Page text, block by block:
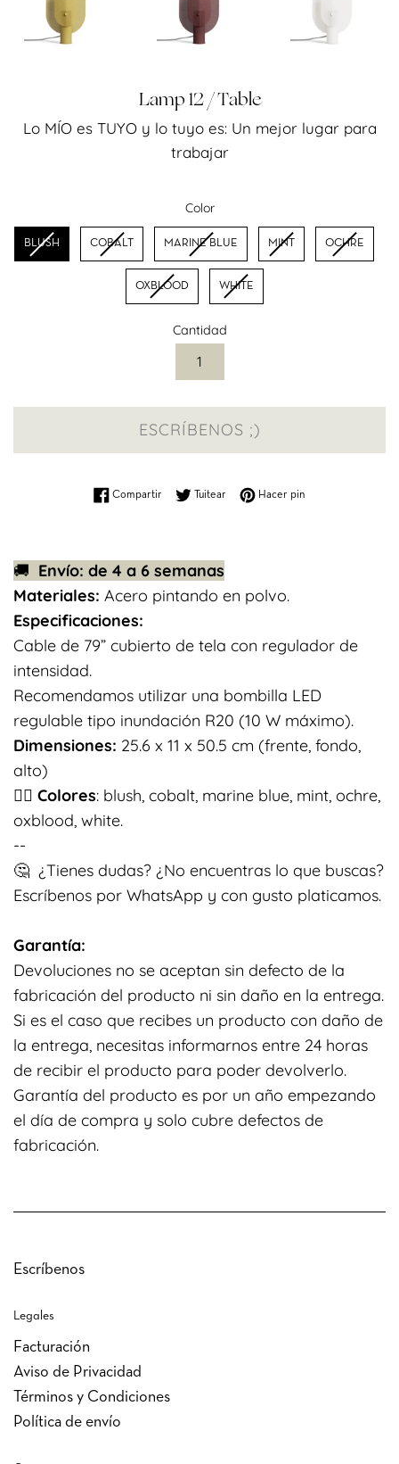
Lamp 12 / Table
Precio
habitual
Lo MÍO es TUYO y lo tuyo es: Un mejor lugar para
trabajar
Color
Color
BLUSH COBALT MARINE BLUE MINT OCHRE
OXBLOOD WHITE
Cantidad
ESCRÍBENOS ;)
Compartir Compartir en Facebook
Tuitear Tuitear en Twitter
Hacer pin
🚚 Envío: de 4 a 6 semanas
Materiales: Acero pintando en polvo.
Especificaciones:
Cable de 79” cubierto de tela con regulador de
intensidad.
Recomendamos utilizar una bombilla LED
regulable tipo inundación R20 (10 W máximo).
Dimensiones: 25.6 x 11 x 50.5 cm (frente, fondo,
alto)
👉🏽 Colores: blush, cobalt, marine blue, mint, ochre,
oxblood, white.
--
🤔 ¿Tienes dudas? ¿No encuentras lo que buscas?
Escríbenos por WhatsApp y con gusto platicamos.
Garantía:
Devoluciones no se aceptan sin defecto de la
fabricación del producto ni sin daño en la entrega.
Si es el caso que recibes un producto con daño de
la entrega, necesitas informarnos entre 24 horas
de recibir el producto para poder devolverlo.
Garantía del producto es por un año empezando
el día de compra y solo cubre defectos de
fabricación.
Escríbenos
Legales
Facturación
Aviso de Privacidad
Términos y Condiciones
Política de envío